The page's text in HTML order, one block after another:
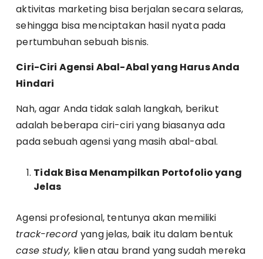
aktivitas marketing bisa berjalan secara selaras,
sehingga bisa menciptakan hasil nyata pada
pertumbuhan sebuah bisnis.
Ciri-Ciri Agensi Abal-Abal yang Harus Anda
Hindari
Nah, agar Anda tidak salah langkah, berikut
adalah beberapa ciri-ciri yang biasanya ada
pada sebuah agensi yang masih abal-abal.
Tidak Bisa Menampilkan Portofolio yang
Jelas
Agensi profesional, tentunya akan memiliki
track-recordyang jelas, baik itu dalam bentuk
case study, klien atau brand yang sudah mereka